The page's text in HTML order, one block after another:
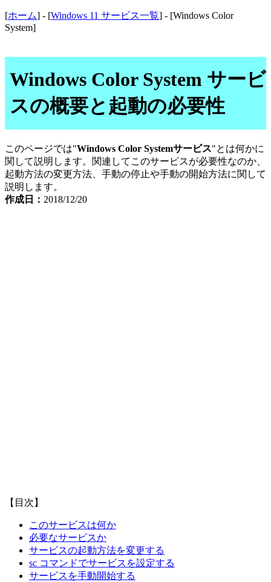
[ホーム] - [Windows 11 サービス一覧] - [Windows Color
System]
Windows Color System サービ
スの概要と起動の必要性
このページでは"Windows Color Systemサービス"とは何かに
関して説明します。関連してこのサービスが必要性なのか、
起動方法の変更方法、手動の停止や手動の開始方法に関して
説明します。
作成日： 2018/12/20
【目次】
このサービスは何か
必要なサービスか
サービスの起動方法を変更する
sc コマンドでサービスを設定する
サービスを手動開始する